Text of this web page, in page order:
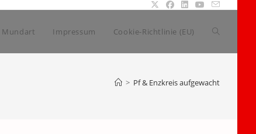
Mundart Impressum Cookie-Richtlinie (EU) Website-
> Pf & Enzkreis aufgewacht